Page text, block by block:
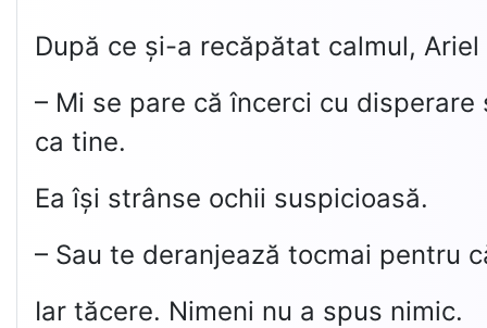
După ce și-a recăpătat calmul,
– Mi se pare că încerci cu
ca tine.
Ea își strânse ochii suspicioasă.
– Sau te deranjează tocmai pentru
Iar tăcere. Nimeni nu a spus nimic.